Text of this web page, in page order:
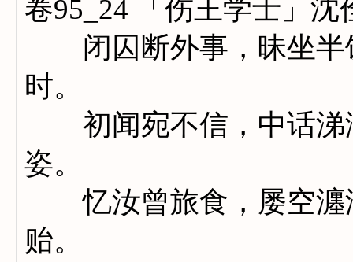
卷95_24 「伤王学士」沈
闭囚断外事，昧坐半
时。
初闻宛不信，中话涕
姿。
忆汝曾旅食，屡空瀍
贻。